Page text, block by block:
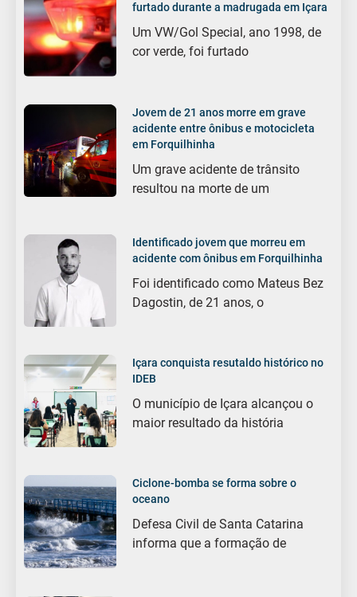
furtado durante a madrugada em Içara
Um VW/Gol Special, ano 1998, de
cor verde, foi furtado
Jovem de 21 anos morre em grave
acidente entre ônibus e motocicleta
em Forquilhinha
Um grave acidente de trânsito
resultou na morte de um
Identificado jovem que morreu em
acidente com ônibus em Forquilhinha
Foi identificado como Mateus Bez
Dagostin, de 21 anos, o
Içara conquista resutaldo histórico no
IDEB
O município de Içara alcançou o
maior resultado da história
Ciclone-bomba se forma sobre o
oceano
Defesa Civil de Santa Catarina
informa que a formação de